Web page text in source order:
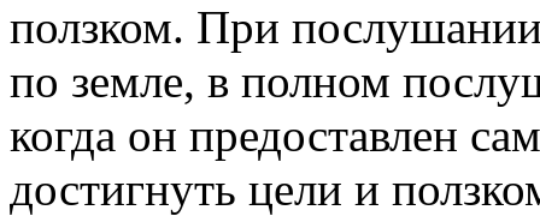
ползком. При
по земле, в полном
когда он предо­ставлен
достиг­нуть цели и